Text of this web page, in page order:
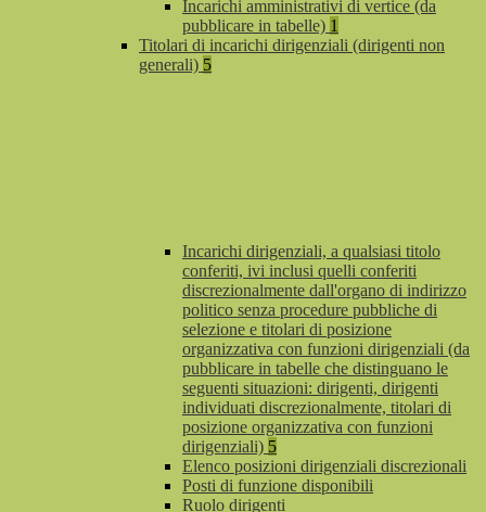
Incarichi amministrativi di vertice (da
pubblicare in tabelle) 1
Titolari di incarichi dirigenziali (dirigenti non
generali) 5
Incarichi dirigenziali, a qualsiasi titolo
conferiti, ivi inclusi quelli conferiti
discrezionalmente dall'organo di indirizzo
politico senza procedure pubbliche di
selezione e titolari di posizione
organizzativa con funzioni dirigenziali (da
pubblicare in tabelle che distinguano le
seguenti situazioni: dirigenti, dirigenti
individuati discrezionalmente, titolari di
posizione organizzativa con funzioni
dirigenziali) 5
Elenco posizioni dirigenziali discrezionali
Posti di funzione disponibili
Ruolo dirigenti